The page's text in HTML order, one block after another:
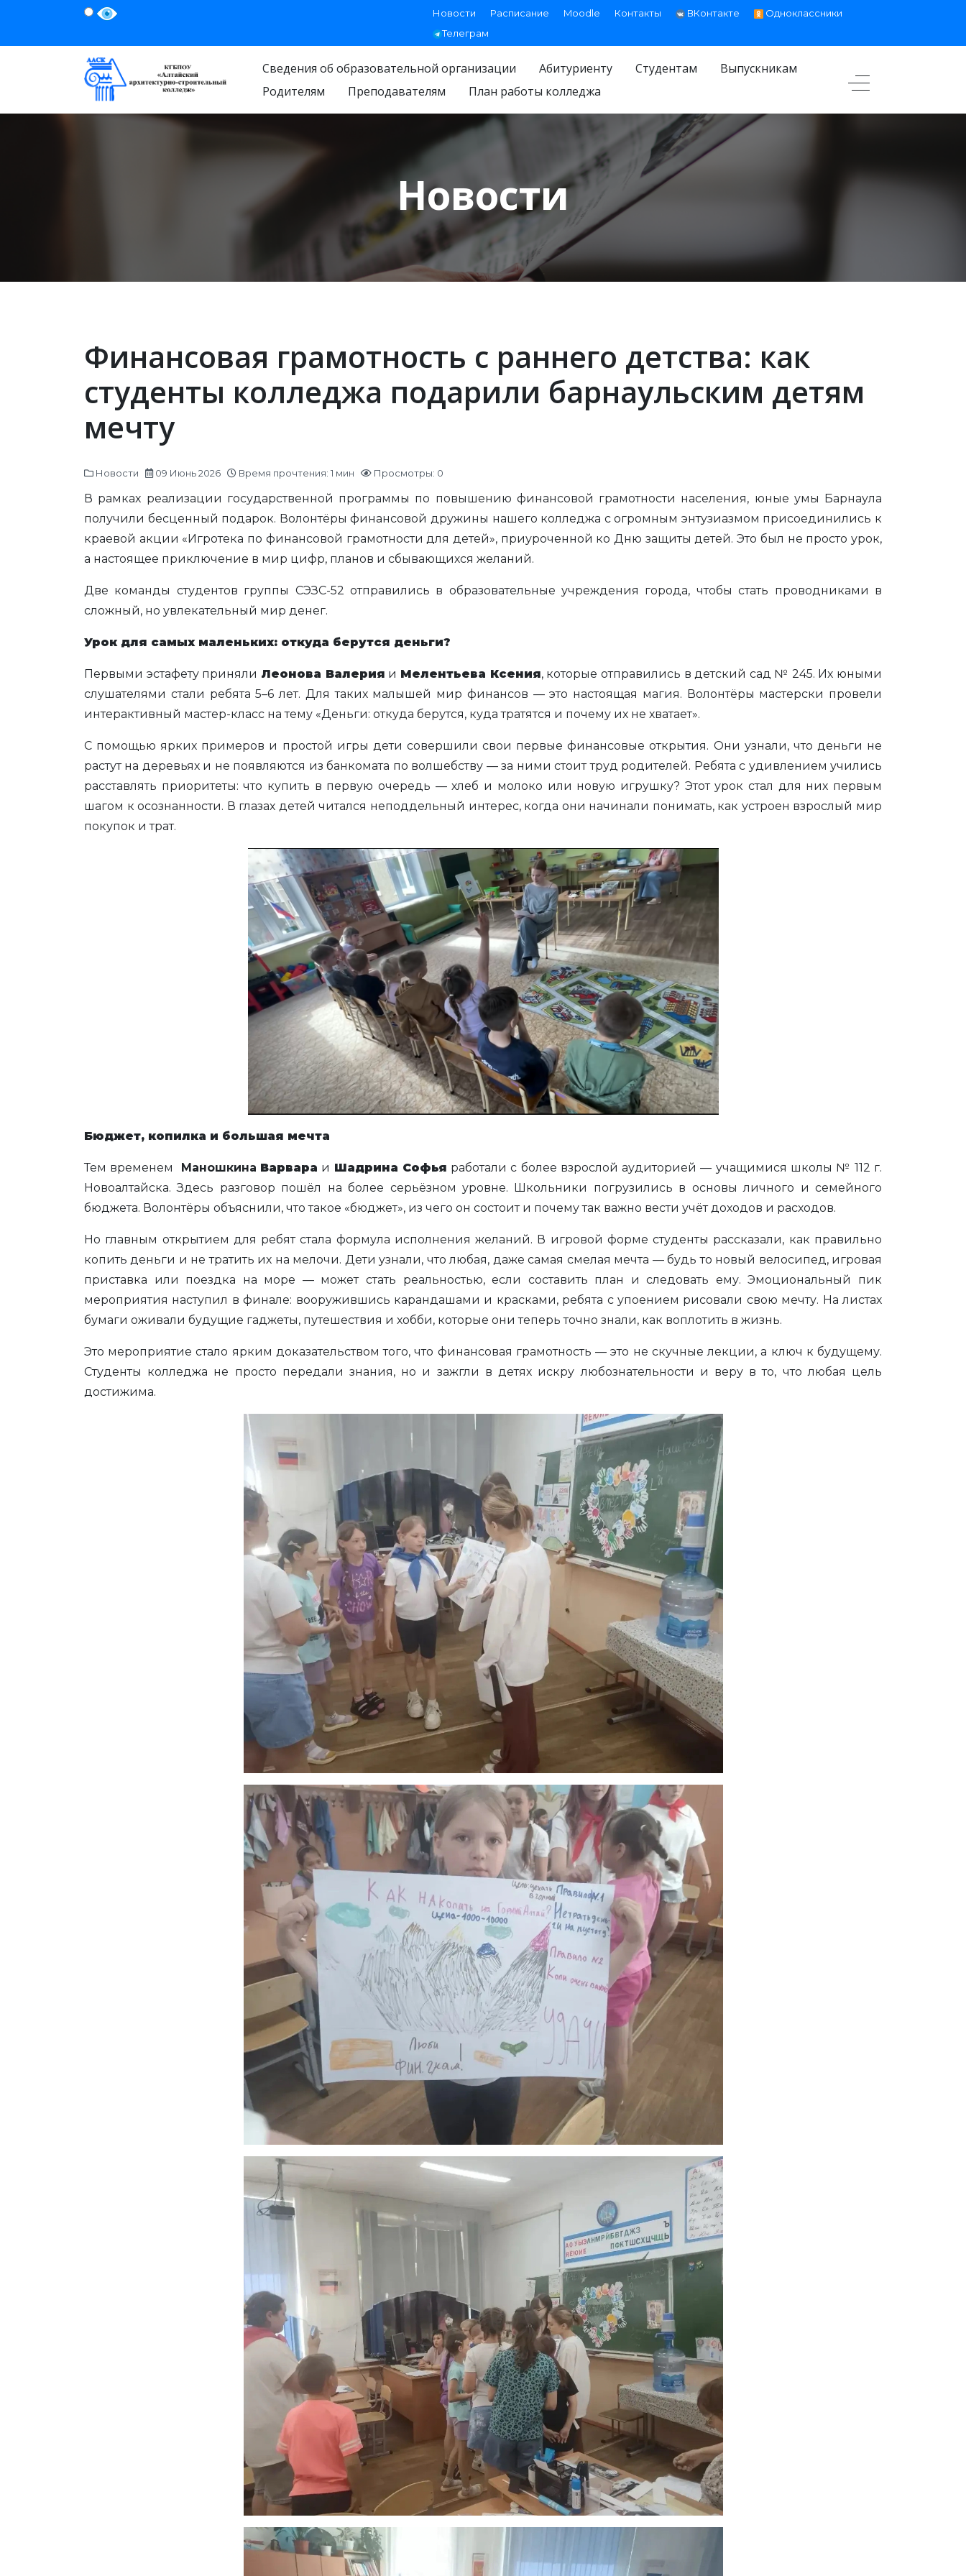
Новости Расписание Moodle Контакты ВКонтакте
Одноклассники
Телеграм
Сведения об образовательной организации Абитуриенту Студентам
Выпускникам
Родителям
Преподавателям План работы колледжа
Новости
Финансовая грамотность с раннего детства: как
студенты колледжа подарили барнаульским детям
мечту
Новости 09 Июнь 2026 Время прочтения: 1 мин Просмотры: 0
В рамках реализации государственной программы по повышению финансовой грамотности населения, юные умы Барнаула
получили бесценный подарок. Волонтёры финансовой дружины нашего колледжа с огромным энтузиазмом присоединились к
краевой акции «Игротека по финансовой грамотности для детей», приуроченной ко Дню защиты детей. Это был не просто урок,
а настоящее приключение в мир цифр, планов и сбывающихся желаний.
Две команды студентов группы СЭЗС-52 отправились в образовательные учреждения города, чтобы стать проводниками в
сложный, но увлекательный мир денег.
Урок для самых маленьких: откуда берутся деньги?
Первыми эстафету приняли Леонова Валерия и Мелентьева Ксения, которые отправились в детский сад № 245. Их юными
слушателями стали ребята 5–6 лет. Для таких малышей мир финансов — это настоящая магия. Волонтёры мастерски провели
интерактивный мастер-класс на тему «Деньги: откуда берутся, куда тратятся и почему их не хватает».
С помощью ярких примеров и простой игры дети совершили свои первые финансовые открытия. Они узнали, что деньги не
растут на деревьях и не появляются из банкомата по волшебству — за ними стоит труд родителей. Ребята с удивлением учились
расставлять приоритеты: что купить в первую очередь — хлеб и молоко или новую игрушку? Этот урок стал для них первым
шагом к осознанности. В глазах детей читался неподдельный интерес, когда они начинали понимать, как устроен взрослый мир
покупок и трат.
Бюджет, копилка и большая мечта
Тем временем Маношкина Варвара и Шадрина Софья работали с более взрослой аудиторией — учащимися школы № 112 г.
Новоалтайска. Здесь разговор пошёл на более серьёзном уровне. Школьники погрузились в основы личного и семейного
бюджета. Волонтёры объяснили, что такое «бюджет», из чего он состоит и почему так важно вести учёт доходов и расходов.
Но главным открытием для ребят стала формула исполнения желаний. В игровой форме студенты рассказали, как правильно
копить деньги и не тратить их на мелочи. Дети узнали, что любая, даже самая смелая мечта — будь то новый велосипед, игровая
приставка или поездка на море — может стать реальностью, если составить план и следовать ему. Эмоциональный пик
мероприятия наступил в финале: вооружившись карандашами и красками, ребята с упоением рисовали свою мечту. На листах
бумаги оживали будущие гаджеты, путешествия и хобби, которые они теперь точно знали, как воплотить в жизнь.
Это мероприятие стало ярким доказательством того, что финансовая грамотность — это не скучные лекции, а ключ к будущему.
Студенты колледжа не просто передали знания, но и зажгли в детях искру любознательности и веру в то, что любая цель
достижима.